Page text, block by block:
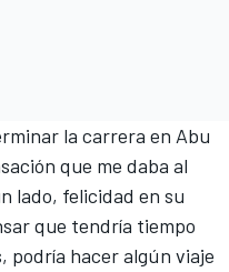
la carrera en Abu
que me daba al
lado, felicidad en su
que tendría tiempo
podría hacer algún viaje